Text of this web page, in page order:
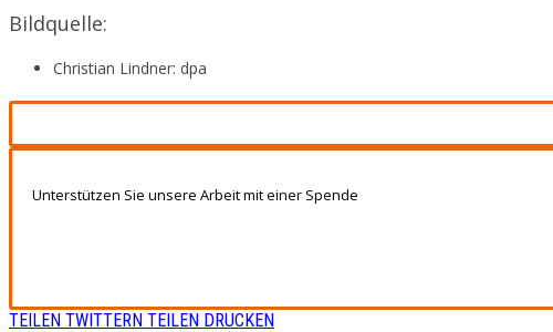
Bildquelle:
Christian Lindner: dpa
Unterstützen Sie unsere Arbeit mit einer Spende
TEILEN TWITTERN TEILEN DRUCKEN